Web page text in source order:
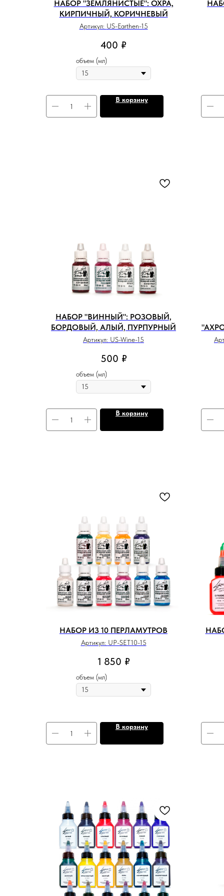
НАБОР "ЗЕМЛЯНИСТЫЕ": ОХРА,
КИРПИЧНЫЙ, КОРИЧНЕВЫЙ
Артикул: US-Earthen-15
400 ₽
объем (мл)
В корзину
НАБОР "ВИННЫЙ": РОЗОВЫЙ,
БОРДОВЫЙ, АЛЫЙ, ПУРПУРНЫЙ
Артикул: US-Wine-15
500 ₽
объем (мл)
В корзину
НАБОР ИЗ 10 ПЕРЛАМУТРОВ
Артикул: UP-SET10-15
1 850 ₽
объем (мл)
В корзину